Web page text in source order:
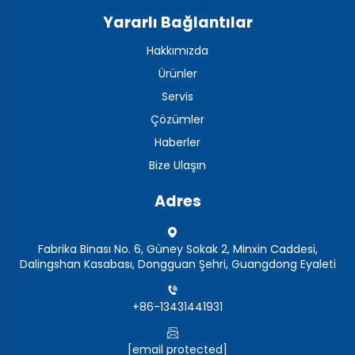
Yararlı Bağlantılar
Hakkımızda
Ürünler
Servis
Çözümler
Haberler
Bize Ulaşın
Adres
Fabrika Binası No. 6, Güney Sokak 2, Minxin Caddesi,
Dalingshan Kasabası, Dongguan Şehri, Guangdong Eyaleti
+86-13431441931
[email protected]